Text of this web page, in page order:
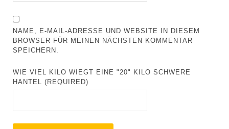
NAME, E-MAIL-ADRESSE UND WEBSITE IN DIESEM
BROWSER FÜR MEINEN NÄCHSTEN KOMMENTAR
SPEICHERN.
WIE VIEL KILO WIEGT EINE "20" KILO SCHWERE
HANTEL (REQUIRED)